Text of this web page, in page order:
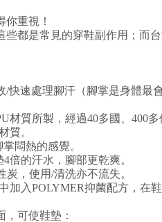
重視！
都是常見的穿鞋副作用；而
快速處理腳汗（腳掌是身體最
材質所製，經過40多國、400
質。
悶熱的感覺。
倍的汗水，腳部更乾爽。
，使用/清洗亦不流失。
加入POLYMER抑菌配方，在
可使鞋墊：